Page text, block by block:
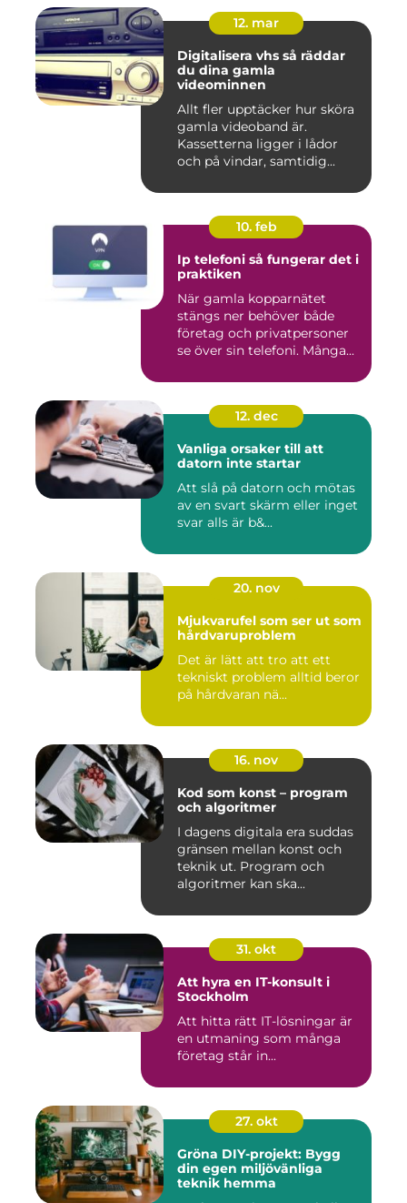
12. mar
Digitalisera vhs så räddar
du dina gamla
videominnen
Allt fler upptäcker hur sköra
gamla videoband är.
Kassetterna ligger i lådor
och på vindar, samtidig...
10. feb
Ip telefoni så fungerar det i
praktiken
När gamla kopparnätet
stängs ner behöver både
företag och privatpersoner
se över sin telefoni. Många...
12. dec
Vanliga orsaker till att
datorn inte startar
Att slå på datorn och mötas
av en svart skärm eller inget
svar alls är b&...
20. nov
Mjukvarufel som ser ut som
hårdvaruproblem
Det är lätt att tro att ett
tekniskt problem alltid beror
på hårdvaran nä...
16. nov
Kod som konst – program
och algoritmer
I dagens digitala era suddas
gränsen mellan konst och
teknik ut. Program och
algoritmer kan ska...
31. okt
Att hyra en IT-konsult i
Stockholm
Att hitta rätt IT-lösningar är
en utmaning som många
företag står in...
27. okt
Gröna DIY-projekt: Bygg
din egen miljövänliga
teknik hemma